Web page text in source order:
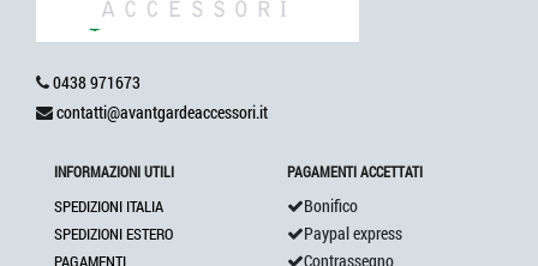
0438 971673
contatti@avantgardeaccessori.it
INFORMAZIONI UTILI
SPEDIZIONI ITALIA
SPEDIZIONI ESTERO
PAGAMENTI
PAGAMENTI ACCETTATI
Bonifico
Paypal express
Contrassegno